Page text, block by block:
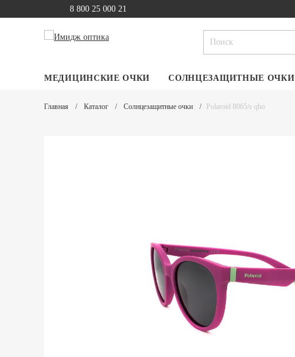
8 800 25 000 21
МЕДИЦИНСКИЕ ОЧКИ СОЛНЦЕЗАЩИТНЫЕ ОЧКИ
Главная Каталог Солнцезащитные очки Polaroid 8065/s qho